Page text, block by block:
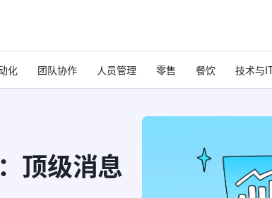
化 团队协作 人员管理 零售 餐饮 技术与
顶级消息